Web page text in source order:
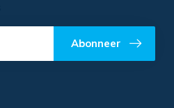
Abonneer